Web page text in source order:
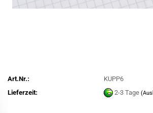
Art.Nr.:
KUPP6
Lieferzeit:
2-3 Tage